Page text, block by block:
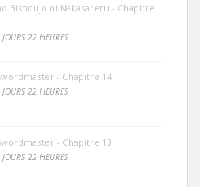
Bishoujo ni Nakasareru - Chapitre
22 HEURES
- Chapitre 14
22 HEURES
- Chapitre 13
22 HEURES